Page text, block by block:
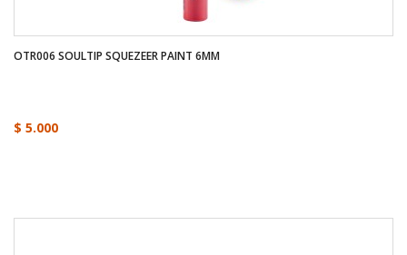
OTR006 SOULTIP SQUEZEER PAINT 6MM
$ 5.000